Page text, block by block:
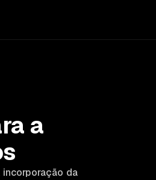
a
incorporação da